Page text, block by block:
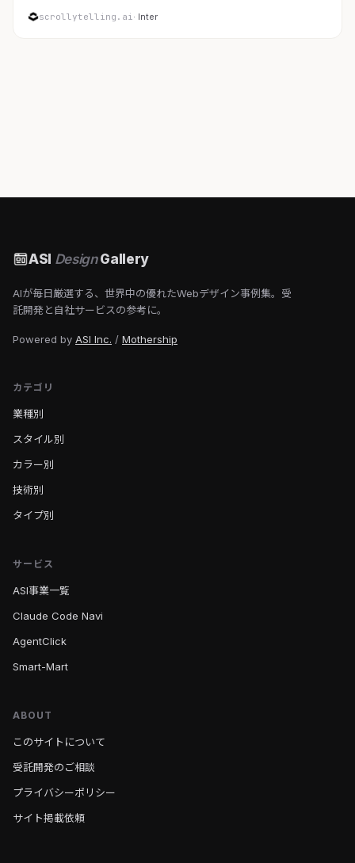
scrollytelling.ai· Inter
ASI DesignGallery
AIが毎日厳選する、世界中の優れたWebデザイン事例集。受
託開発と自社サービスの参考に。
Powered by ASI Inc. / Mothership
カテゴリ
業種別
スタイル別
カラー別
技術別
タイプ別
サービス
ASI事業一覧
Claude Code Navi
AgentClick
Smart-Mart
ABOUT
このサイトについて
受託開発のご相談
プライバシーポリシー
サイト掲載依頼